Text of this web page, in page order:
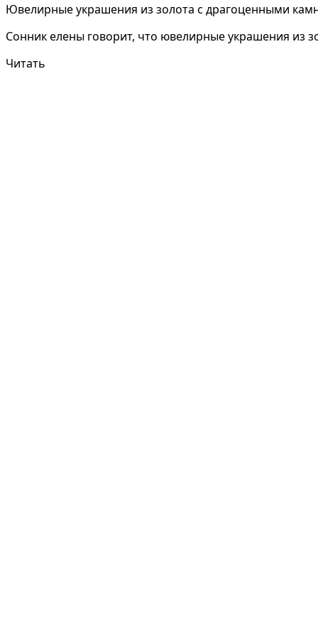
Ювелирные украшения из золота с драгоценными
Сонник елены говорит, что ювелирные украшения из
Читать